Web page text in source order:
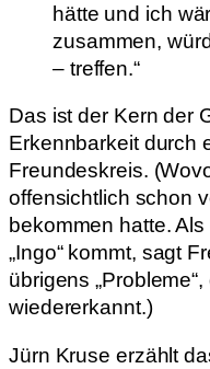
hätte und ich
zusammen,
– treffen.“
Das ist der Kern der
Erkennbarkeit durch
Freundeskreis.
offensichtlich schon
bekommen hatte.
„Ingo“ kommt, sagt
übrigens
wiedererkannt.)
Jürn Kruse erzählt